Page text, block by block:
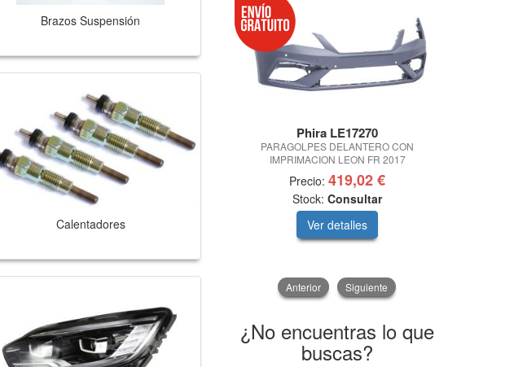
Brazos Suspensión
Calentadores
Phira LE17270
PARAGOLPES DELANTERO CON
IMPRIMACION LEON FR 2017
Precio: 419,02 €
Stock: Consultar
Ver detalles
Anterior Siguiente
¿No encuentras lo que
buscas?